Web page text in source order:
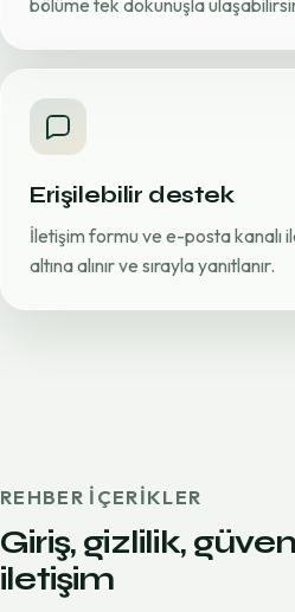
bölüme tek dokunuşla
Erişilebilir destek
İletişim formu ve e-posta kanalı
altına alınır ve sırayla yanıtlanır.
REHBER IÇERIKLER
Giriş, gizlilik,
iletişim